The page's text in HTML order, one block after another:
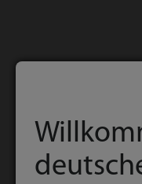
Startseite Kontakt